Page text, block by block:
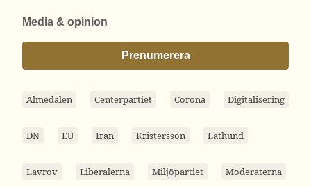
Media & opinion
Prenumerera
Almedalen Centerpartiet Corona Digitalisering
DN EU Iran Kristersson Lathund
Lavrov Liberalerna Miljöpartiet Moderaterna